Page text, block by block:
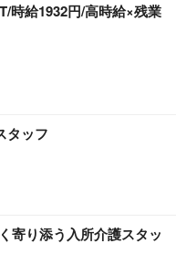
時給1932円/高時給×残業
タッフ
寄り添う入所介護スタッ